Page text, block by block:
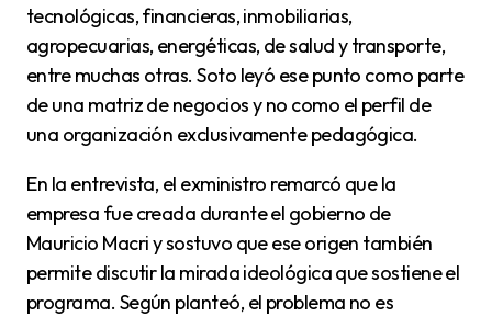
tecnológicas, financieras, inmobiliarias,
agropecuarias, energéticas, de salud y transporte,
entre muchas otras. Soto leyó ese punto como parte
de una matriz de negocios y no como el perfil de
una organización exclusivamente pedagógica.
En la entrevista, el exministro remarcó que la
empresa fue creada durante el gobierno de
Mauricio Macri y sostuvo que ese origen también
permite discutir la mirada ideológica que sostiene el
programa. Según planteó, el problema no es